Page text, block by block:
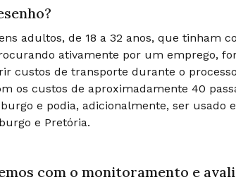
adultos, de 18 a 32 anos, que tinham
ativamente por um emprego,
custos de transporte durante o
os custos de aproximadamente 40
e podia, adicionalmente, ser
e Pretória.
com o monitoramento e